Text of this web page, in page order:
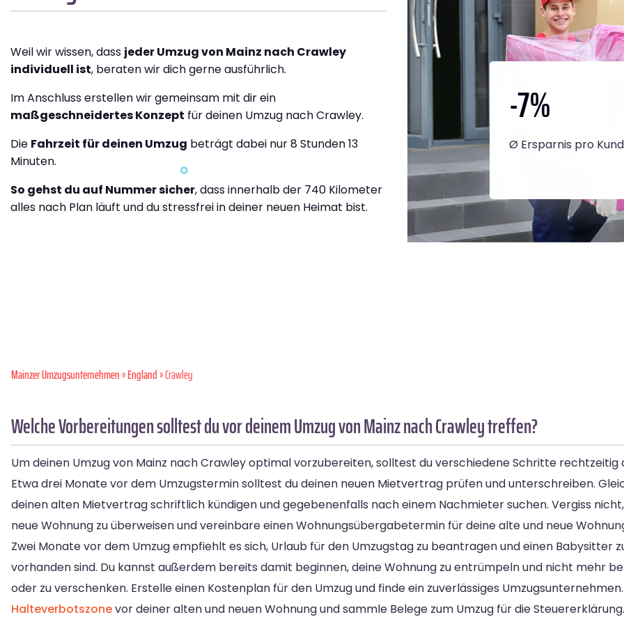
Weil wir wissen, dass jeder Umzug von Mainz nach Crawley
individuell ist, beraten wir dich gerne ausführlich.
Im Anschluss erstellen wir gemeinsam mit dir ein
maßgeschneidertes Konzept für deinen Umzug nach Crawley.
Die Fahrzeit für deinen Umzug beträgt dabei nur 8 Stunden 13
Minuten.
So gehst du auf Nummer sicher, dass innerhalb der 740 Kilometer
alles nach Plan läuft und du stressfrei in deiner neuen Heimat bist.
-7%
Ø Ersparnis pro
Mainzer Umzugsunternehmen»England» Crawley
Welche Vorbereitungen solltest du vor deinem Umzug von Mainz nach Crawley treffen?
Um deinen Umzug von Mainz nach Crawley optimal vorzubereiten, solltest du verschiedene Schritte rechtzeitig
Etwa drei Monate vor dem Umzugstermin solltest du deinen neuen Mietvertrag prüfen und unterschreiben.
deinen alten Mietvertrag schriftlich kündigen und gegebenenfalls nach einem Nachmieter suchen. Vergiss
neue Wohnung zu überweisen und vereinbare einen Wohnungsübergabetermin für deine alte und neue
Zwei Monate vor dem Umzug empfiehlt es sich, Urlaub für den Umzugstag zu beantragen und einen Babysitter
vorhanden sind. Du kannst außerdem bereits damit beginnen, deine Wohnung zu entrümpeln und nicht mehr
oder zu verschenken. Erstelle einen Kostenplan für den Umzug und finde ein zuverlässiges
Halteverbotszonevor deiner alten und neuen Wohnung und sammle Belege zum Umzug für die